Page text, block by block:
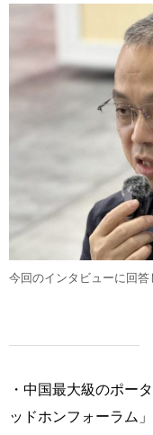
今回のインタビューに回答
・中国最大級のポー
ッドホンフォーラム